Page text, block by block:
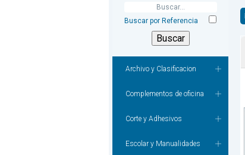
Buscar por Referencia
Archivo y Clasificacion
Complementos de oficina
Corte y Adhesivos
Escolar y Manualidades